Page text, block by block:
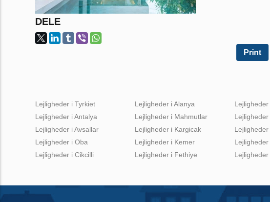
DELE
Print
Lejligheder i Tyrkiet
Lejligheder i Antalya
Lejligheder i Avsallar
Lejligheder i Oba
Lejligheder i Cikcilli
Lejligheder i Alanya
Lejligheder i Mahmutlar
Lejligheder i Kargicak
Lejligheder i Kemer
Lejligheder i Fethiye
Lejligheder